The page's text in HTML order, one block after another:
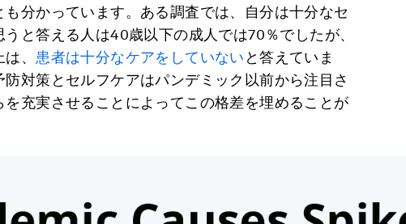
分かっています。ある調査では、自分は十分なセ
と答える人は40歳以下の成人では70％でしたが、
、 患者は十分なケアをしていない と答えていま
対策とセルフケアはパンデミック以前から注目さ
充実させることによってこの格差を埋めることが